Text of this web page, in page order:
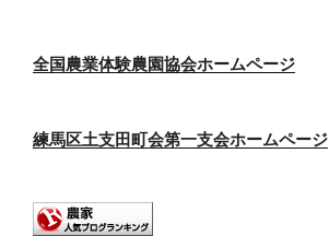
全国農業体験農園協会ホームページ
練馬区土支田町会第一支会ホームページ